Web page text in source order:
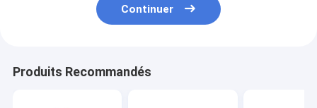
Continuer
Produits Recommandés